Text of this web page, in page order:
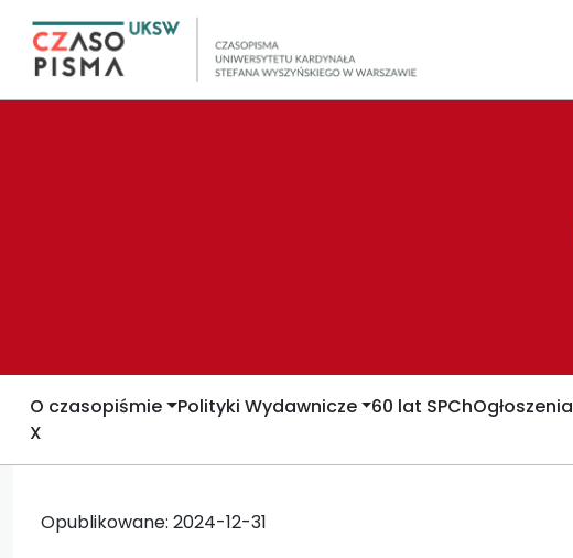
O czasopiśmie Polityki Wydawnicze 60 lat SPChOgłoszenia
X
Opublikowane: 2024-12-31